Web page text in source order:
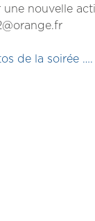
nouvelle
de la soirée ….